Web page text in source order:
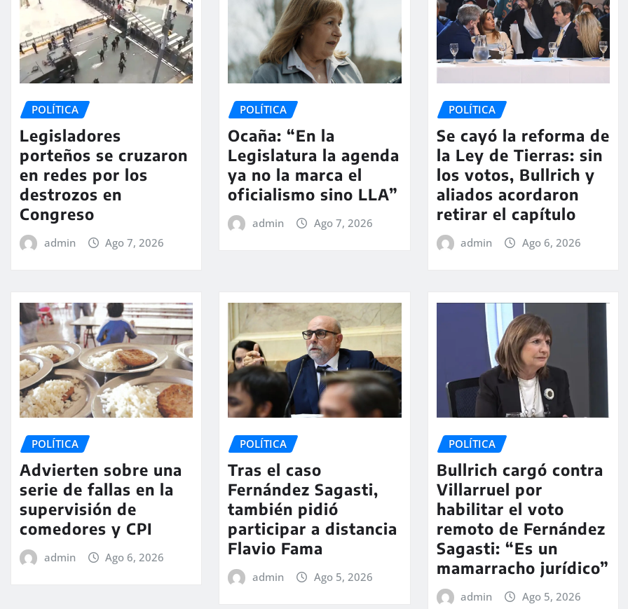
POLÍTICA
Legisladores
porteños se cruzaron
en redes por los
destrozos en
Congreso
admin Ago 7, 2026
POLÍTICA
Ocaña: “En la
Legislatura la agenda
ya no la marca el
oficialismo sino LLA”
admin Ago 7, 2026
POLÍTICA
Se cayó la reforma de
la Ley de Tierras: sin
los votos, Bullrich y
aliados acordaron
retirar el capítulo
admin Ago 6, 2026
POLÍTICA
Advierten sobre una
serie de fallas en la
supervisión de
comedores y CPI
admin Ago 6, 2026
POLÍTICA
Tras el caso
Fernández Sagasti,
también pidió
participar a distancia
Flavio Fama
admin Ago 5, 2026
POLÍTICA
Bullrich cargó contra
Villarruel por
habilitar el voto
remoto de Fernández
Sagasti: “Es un
mamarracho jurídico”
admin Ago 5, 2026